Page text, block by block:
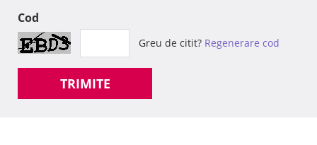
Cod
Greu de citit? Regenerare cod
TRIMITE